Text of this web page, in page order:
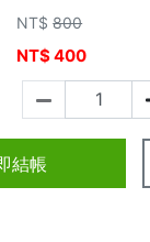
NT$ 800
NT$400
結帳